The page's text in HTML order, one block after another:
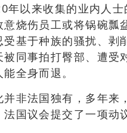
年以来收集的业内人
烧伤员工或将锅碗瓢
基于种族的骚扰、剥
同事拍打臀部、遭受
全身而退。
非法国独有，多年来
国议会提交了一项动